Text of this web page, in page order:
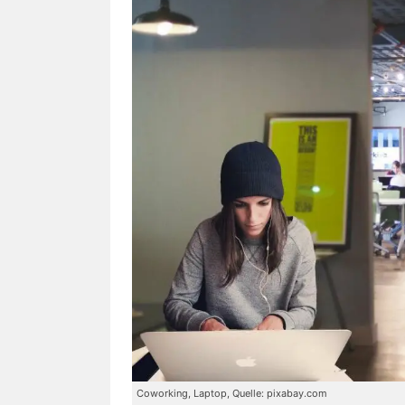
Coworking, Laptop, Quelle: pixabay.com